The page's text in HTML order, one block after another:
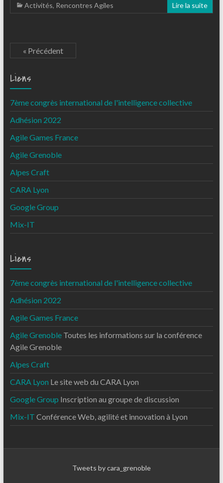
Activités, Rencontres Agiles Lire la suite
« Précédent
Liens
7ème congrès international de l'intelligence collective
Adhésion 2022
Agile Games France
Agile Grenoble
Alpes Craft
CARA Lyon
Google Group
Mix-IT
Liens
7ème congrès international de l'intelligence collective
Adhésion 2022
Agile Games France
Agile GrenobleToutes les informations sur la conférence
Agile Grenoble
Alpes Craft
CARA Lyon Le site web du CARA Lyon
Google Group Inscription au groupe de discussion
Mix-IT Conférence Web, agilité et innovation à Lyon
Tweets by cara_grenoble